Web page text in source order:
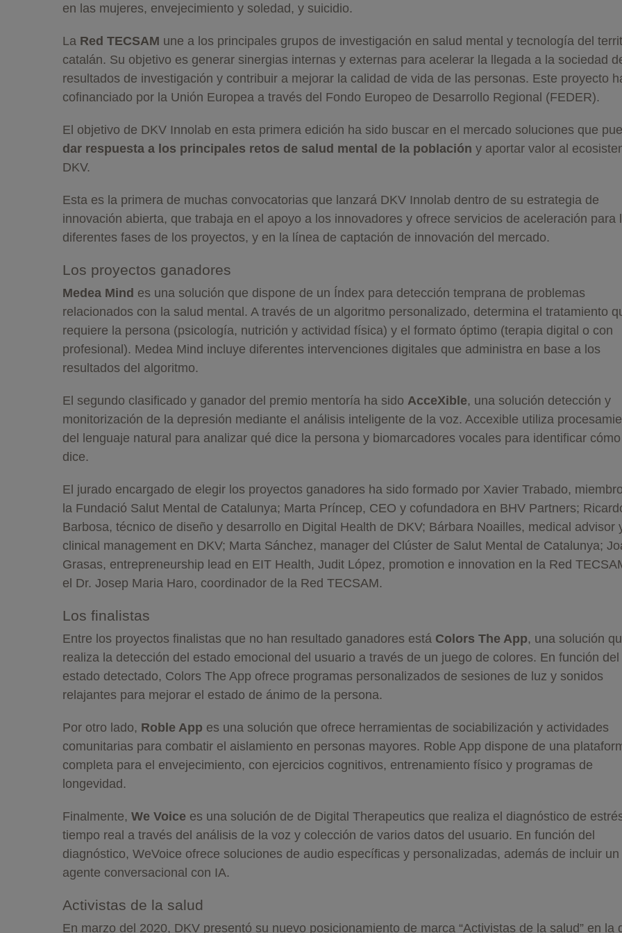
en las mujeres, envejecimiento y soledad, y suicidio.
La Red TECSAM une a los principales grupos de investigación en salud mental y tecnología del
catalán. Su objetivo es generar sinergias internas y externas para acelerar la llegada a la sociedad
resultados de investigación y contribuir a mejorar la calidad de vida de las personas. Este proyecto
cofinanciado por la Unión Europea a través del Fondo Europeo de Desarrollo Regional (FEDER).
El objetivo de DKV Innolab en esta primera edición ha sido buscar en el mercado soluciones que
dar respuesta a los principales retos de salud mental de la población y aportar valor al
DKV.
Esta es la primera de muchas convocatorias que lanzará DKV Innolab dentro de su estrategia de
innovación abierta, que trabaja en el apoyo a los innovadores y ofrece servicios de aceleración para
diferentes fases de los proyectos, y en la línea de captación de innovación del mercado.
Los proyectos ganadores
Medea Mind es una solución que dispone de un Índex para detección temprana de problemas
relacionados con la salud mental. A través de un algoritmo personalizado, determina el tratamiento
requiere la persona (psicología, nutrición y actividad física) y el formato óptimo (terapia digital o con
profesional). Medea Mind incluye diferentes intervenciones digitales que administra en base a los
resultados del algoritmo.
El segundo clasificado y ganador del premio mentoría ha sido AcceXible, una solución detección y
monitorización de la depresión mediante el análisis inteligente de la voz. Accexible utiliza
del lenguaje natural para analizar qué dice la persona y biomarcadores vocales para identificar
dice.
El jurado encargado de elegir los proyectos ganadores ha sido formado por Xavier Trabado,
la Fundació Salut Mental de Catalunya; Marta Príncep, CEO y cofundadora en BHV Partners;
Barbosa, técnico de diseño y desarrollo en Digital Health de DKV; Bárbara Noailles, medical advisor
clinical management en DKV; Marta Sánchez, manager del Clúster de Salut Mental de Catalunya;
Grasas, entrepreneurship lead en EIT Health, Judit López, promotion e innovation en la Red
el Dr. Josep Maria Haro, coordinador de la Red TECSAM.
Los finalistas
Entre los proyectos finalistas que no han resultado ganadores está Colors The App, una solución
realiza la detección del estado emocional del usuario a través de un juego de colores. En función del
estado detectado, Colors The App ofrece programas personalizados de sesiones de luz y sonidos
relajantes para mejorar el estado de ánimo de la persona.
Por otro lado, Roble App es una solución que ofrece herramientas de sociabilización y actividades
comunitarias para combatir el aislamiento en personas mayores. Roble App dispone de una
completa para el envejecimiento, con ejercicios cognitivos, entrenamiento físico y programas de
longevidad.
Finalmente, We Voice es una solución de de Digital Therapeutics que realiza el diagnóstico de
tiempo real a través del análisis de la voz y colección de varios datos del usuario. En función del
diagnóstico, WeVoice ofrece soluciones de audio específicas y personalizadas, además de incluir un
agente conversacional con IA.
Activistas de la salud
En marzo del 2020, DKV presentó su nuevo posicionamiento de marca “Activistas de la salud” en la